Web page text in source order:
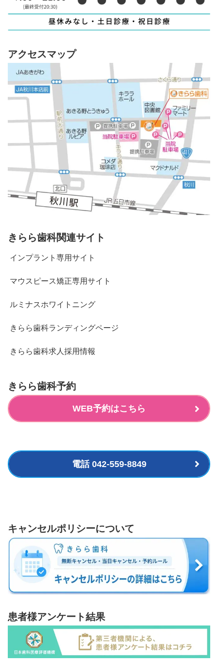
アクセスマップ
きらら歯科関連サイト
インプラント専用サイト
マウスピース矯正専用サイト
ルミナスホワイトニング
きらら歯科ランディングページ
きらら歯科求人採用情報
きらら歯科予約
WEB予約はこちら
電話 042-559-8849
キャンセルポリシーについて
患者様アンケート結果